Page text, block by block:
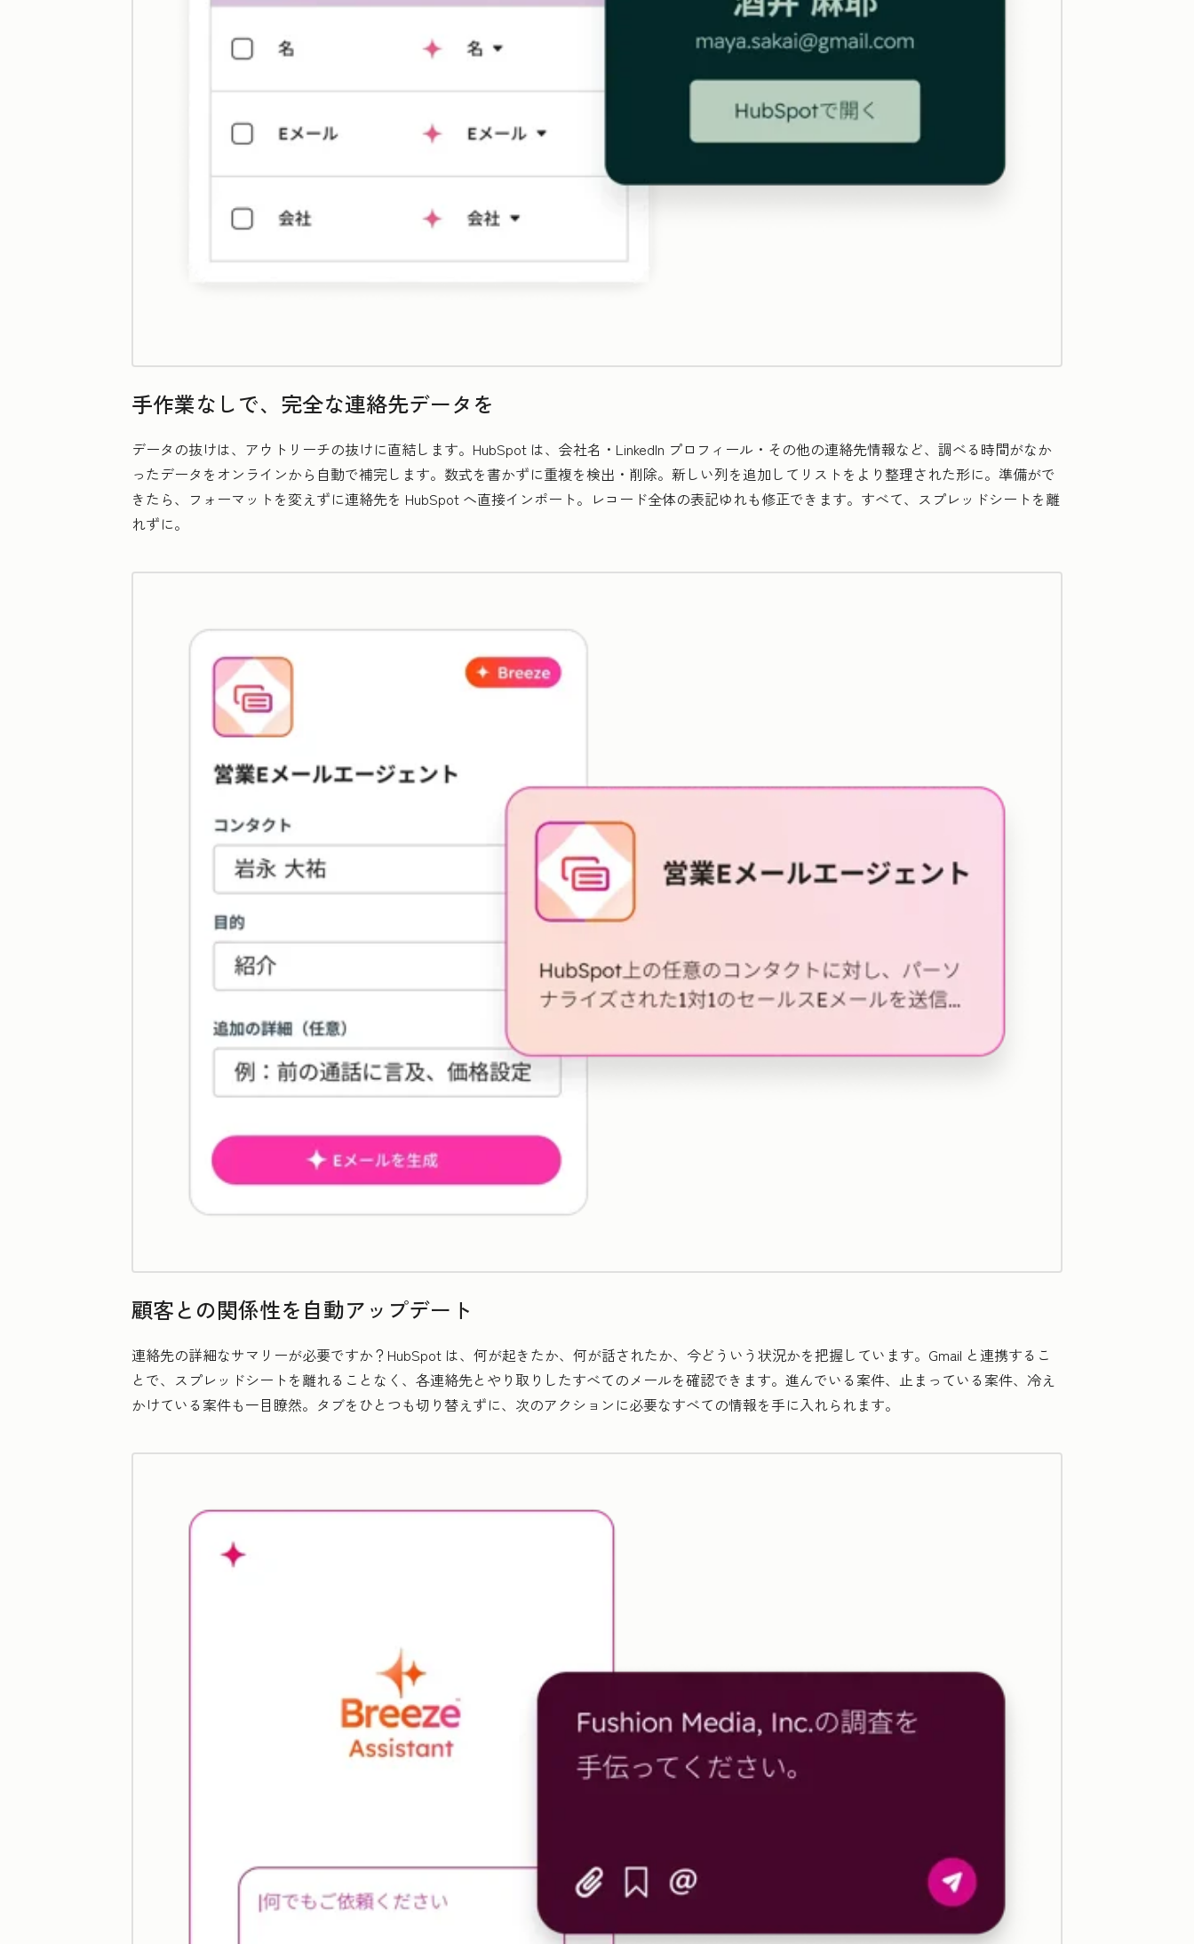
手作業なしで、完全な連絡先データを
データの抜けは、アウトリーチの抜けに直結します。HubSpot は、会社名・LinkedIn プロフィール・その他の連絡先情報など、調べる時間がなか
ったデータをオンラインから自動で補完します。数式を書かずに重複を検出・削除。新しい列を追加してリストをより整理された形に。準備がで
きたら、フォーマットを変えずに連絡先を HubSpot へ直接インポート。レコード全体の表記ゆれも修正できます。すべて、スプレッドシートを離
れずに。
顧客との関係性を自動アップデート
連絡先の詳細なサマリーが必要ですか？HubSpot は、何が起きたか、何が話されたか、今どういう状況かを把握しています。Gmail と連携するこ
とで、スプレッドシートを離れることなく、各連絡先とやり取りしたすべてのメールを確認できます。進んでいる案件、止まっている案件、冷え
かけている案件も一目瞭然。タブをひとつも切り替えずに、次のアクションに必要なすべての情報を手に入れられます。